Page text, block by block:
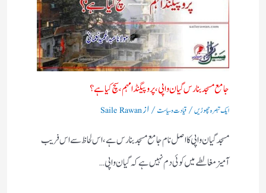
جامع مسجد بنارس گیان واپی، پروپیگنڈا مہم، سچ کیا ہے؟
ایک تبصرہ چھوڑیں/ قیادت وسیاست/ ازSaile Rawan
مسجد گیان واپی کا اصل نام جامع مسجد بنارس ہے، اس لحاظ سے اس فریب
آمیز مغالطے میں کوئی دم نہیں ہے کہ گیان واپی…